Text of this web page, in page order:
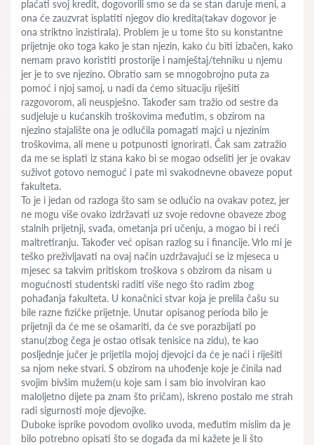
plaćati svoj kredit, dogovorili smo se da se stan daruje meni, a
ona će zauzvrat isplatiti njegov dio kredita(takav dogovor je
ona striktno inzistirala). Problem je u tome što su konstantne
prijetnje oko toga kako je stan njezin, kako ću biti izbačen, kako
nemam pravo koristiti prostorije i namještaj/tehniku u njemu
jer je to sve njezino. Obratio sam se mnogobrojno puta za
pomoć i njoj samoj, u nadi da ćemo situaciju riješiti
razgovorom, ali neuspješno. Također sam tražio od sestre da
sudjeluje u kućanskih troškovima međutim, s obzirom na
njezino stajalište ona je odlučila pomagati majci u njezinim
troškovima, ali mene u potpunosti ignorirati. Čak sam zatražio
da me se isplati iz stana kako bi se mogao odseliti jer je ovakav
suživot gotovo nemoguć i pate mi svakodnevne obaveze poput
fakulteta.
To je i jedan od razloga što sam se odlučio na ovakav potez, jer
ne mogu više ovako izdržavati uz svoje redovne obaveze zbog
stalnih prijetnji, svađa, ometanja pri učenju, a mogao bi i reći
maltretiranju. Također već opisan razlog su i financije. Vrlo mi je
teško preživljavati na ovaj način uzdržavajući se iz mjeseca u
mjesec sa takvim pritiskom troškova s obzirom da nisam u
mogućnosti studentski raditi više nego što radim zbog
pohađanja fakulteta. U konačnici stvar koja je prelila čašu su
bile razne fizičke prijetnje. Unutar opisanog perioda bilo je
prijetnji da će me se ošamariti, da će sve porazbijati po
stanu(zbog čega je ostao otisak tenisice na zidu), te kao
posljednje jučer je prijetila mojoj djevojci da će je naći i riješiti
sa njom neke stvari. S obzirom na uhođenje koje je činila nad
svojim bivšim mužem(u koje sam i sam bio involviran kao
maloljetno dijete pa znam što pričam), iskreno postalo me strah
radi sigurnosti moje djevojke.
Duboke isprike povodom ovoliko uvoda, međutim mislim da je
bilo potrebno opisati što se događa da mi kažete je li što